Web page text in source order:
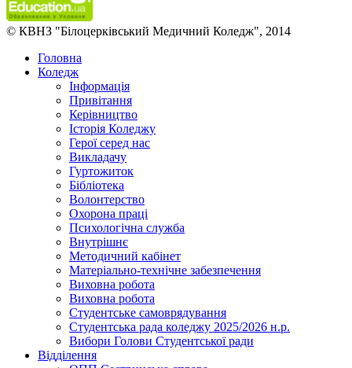
© КВНЗ "Білоцерківський Медичний Коледж", 2014
Головна
Коледж
Інформація
Привітання
Керівництво
Історія Коледжу
Герої серед нас
Викладачу
Гуртожиток
Бібліотека
Волонтерство
Охорона праці
Психологічна служба
Внутрішнє
Методичний кабінет
Матеріально-технічне забезпечення
Виховна робота
Виховна робота
Студентське самоврядування
Студентська рада коледжу 2025/2026 н.р.
Вибори Голови Студентської ради
Відділення